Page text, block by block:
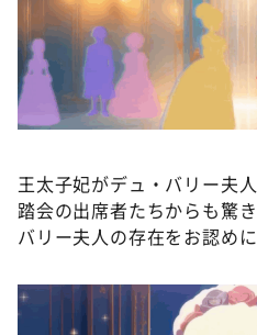
王太子妃がデュ・バリー夫
踏会の出席者たちからも驚
バリー夫人の存在をお認め